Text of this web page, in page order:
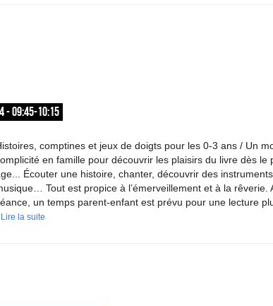
- 09:45-10:15
comptines et jeux de doigts pour les 0-3 ans / Un
en famille pour découvrir les plaisirs du livre dès le
Écouter une histoire, chanter, découvrir des
Tout est propice à l’émerveillement et à la rêverie.
un temps parent-enfant est prévu pour une lecture
Lire la suite